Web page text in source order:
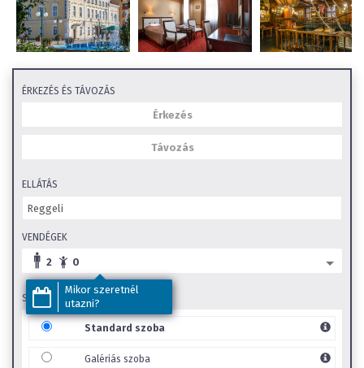
ÉRKEZÉS ÉS TÁVOZÁS
Mikor szeretnél
utazni?
ELLÁTÁS
VENDÉGEK
2 0
SZOBA TÍPUS
Standard szoba
Galériás szoba